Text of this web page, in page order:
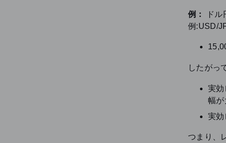
例：
ド
例:USD/
したがっ
実効
幅が
実効
つまり、